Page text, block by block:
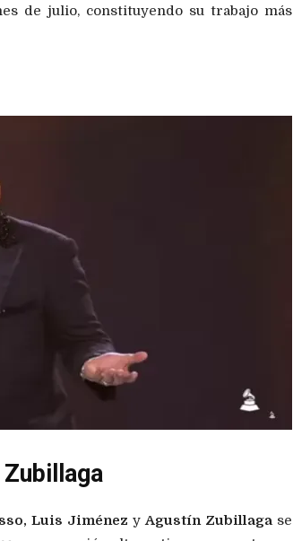
de julio, constituyendo su trabajo más
Luis Jiménez yAgustín Zubillagase